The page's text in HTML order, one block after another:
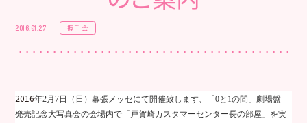
2016.01.27 握手会
2016年2月7日（日）幕張メッセにて開催致します、「0と 1の間」劇場盤
発売記念大写真会の会場内で「戸賀崎カスタマーセンター長の部屋」を実